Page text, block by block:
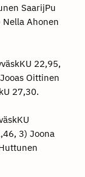
SaarijPu
Ahonen
22,95,
Oittinen
27,30.
3) Joona